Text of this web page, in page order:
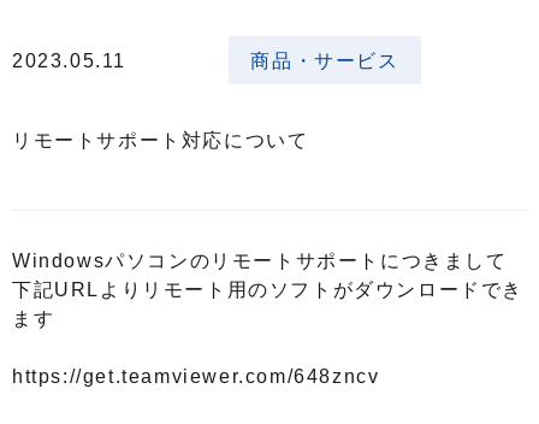
2023.05.11 商品・サービス
リモートサポート対応について
Windowsパソコンのリモートサポートにつきまして
下記URLよりリモート用のソフトがダウンロードでき
ます
https://get.teamviewer.com/648zncv